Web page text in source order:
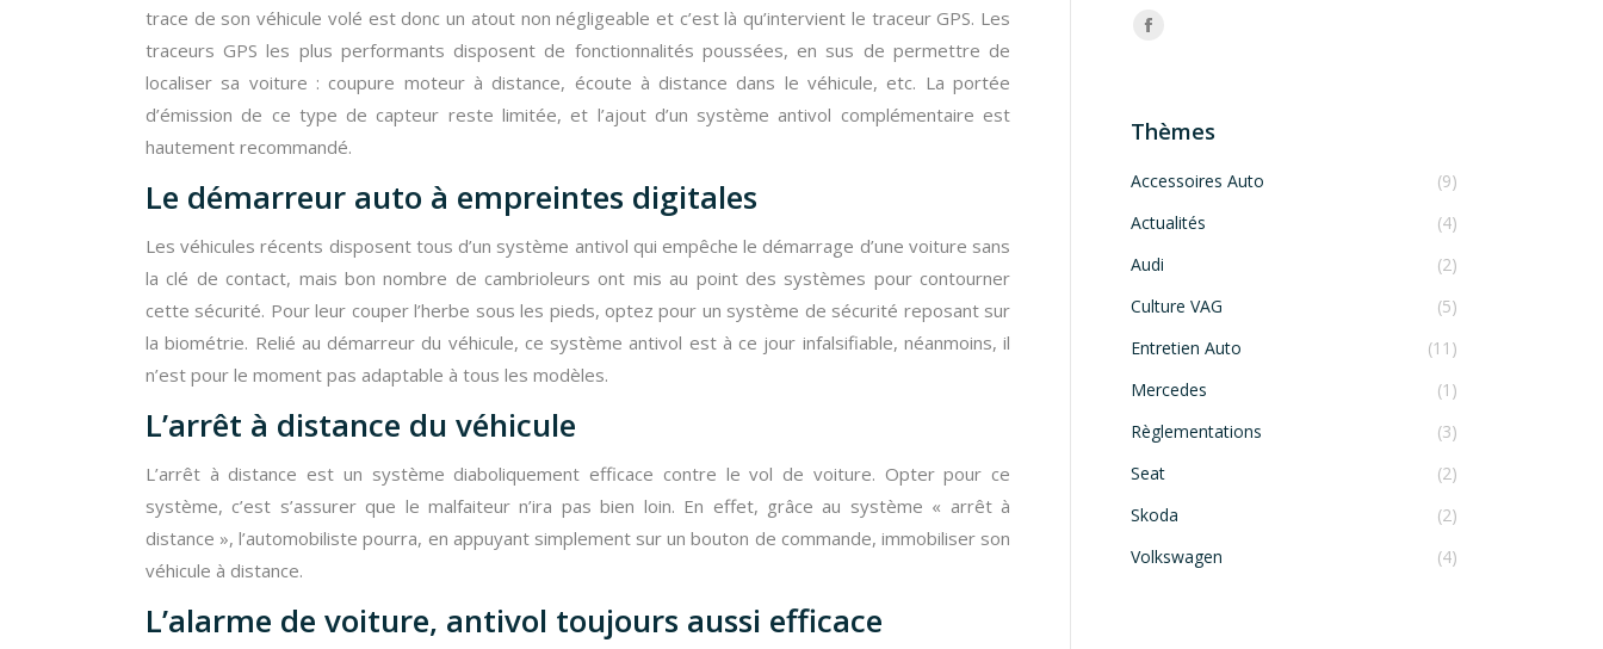
trace de son véhicule volé est donc un atout non négligeable et c’est là qu’intervient le traceur GPS. Les
traceurs GPS les plus performants disposent de fonctionnalités poussées, en sus de permettre de
localiser sa voiture : coupure moteur à distance, écoute à distance dans le véhicule, etc. La portée
d’émission de ce type de capteur reste limitée, et l’ajout d’un système antivol complémentaire est
hautement recommandé.
Le démarreur auto à empreintes digitales
Les véhicules récents disposent tous d’un système antivol qui empêche le démarrage d’une voiture sans
la clé de contact, mais bon nombre de cambrioleurs ont mis au point des systèmes pour contourner
cette sécurité. Pour leur couper l’herbe sous les pieds, optez pour un système de sécurité reposant sur
la biométrie. Relié au démarreur du véhicule, ce système antivol est à ce jour infalsifiable, néanmoins, il
n’est pour le moment pas adaptable à tous les modèles.
L’arrêt à distance du véhicule
L’arrêt à distance est un système diaboliquement efficace contre le vol de voiture. Opter pour ce
système, c’est s’assurer que le malfaiteur n’ira pas bien loin. En effet, grâce au système « arrêt à
distance », l’automobiliste pourra, en appuyant simplement sur un bouton de commande, immobiliser son
véhicule à distance.
L’alarme de voiture, antivol toujours aussi efficace
Trouvez nous sur :
Facebook
Thèmes
Accessoires Auto
(9)
Actualités
(4)
Audi
(2)
Culture VAG
(5)
Entretien Auto
(11)
Mercedes
(1)
Règlementations
(3)
Seat
(2)
Skoda
(2)
Volkswagen
(4)